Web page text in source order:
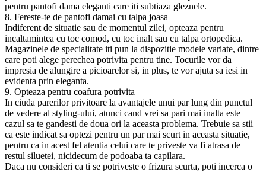
pentru pantofi dama eleganti care iti subtiaza gleznele.
8. Fereste-te de pantofi damai cu talpa joasa
Indiferent de situatie sau de momentul zilei, opteaza pentru
incaltamintea cu toc comod, cu toc inalt sau cu talpa ortopedica.
Magazinele de specialitate iti pun la dispozitie modele variate, dintre
care poti alege perechea potrivita pentru tine. Tocurile vor da
impresia de alungire a picioarelor si, in plus, te vor ajuta sa iesi in
evidenta prin eleganta.
9. Opteaza pentru coafura potrivita
In ciuda parerilor privitoare la avantajele unui par lung din punctul
de vedere al styling-ului, atunci cand vrei sa pari mai inalta este
cazul sa te gandesti de doua ori la aceasta problema. Trebuie sa stii
ca este indicat sa optezi pentru un par mai scurt in aceasta situatie,
pentru ca in acest fel atentia celui care te priveste va fi atrasa de
restul siluetei, nicidecum de podoaba ta capilara.
Daca nu consideri ca ti se potriveste o frizura scurta, poti incerca o